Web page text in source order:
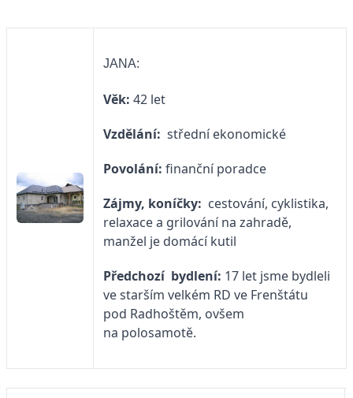
JANA:
Věk: 42 let
Vzdělání: střední ekonomické
Povolání: finanční poradce
Zájmy, koníčky: cestování, cyklistika,
relaxace a grilování na zahradě,
manžel je domácí kutil
Předchozí bydlení: 17 let jsme bydleli
ve starším velkém RD ve Frenštátu
pod Radhoštěm, ovšem
na polosamotě.